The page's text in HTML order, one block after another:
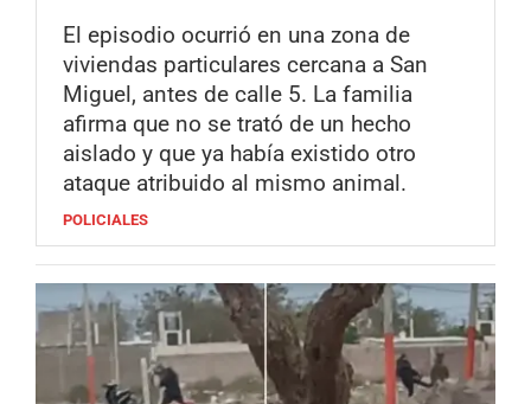
El episodio ocurrió en una zona de
viviendas particulares cercana a San
Miguel, antes de calle 5. La familia
afirma que no se trató de un hecho
aislado y que ya había existido otro
ataque atribuido al mismo animal.
POLICIALES